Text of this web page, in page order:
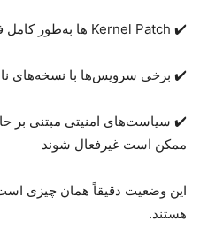
Kernel Patch ✔️ ها به‌طور
✔️ برخی سرویس‌ها با نسخه‌های
✔️ سیاست‌های امنیتی مبتنی بر
ممکن است غیرفعال شوند
این وضعیت دقیقاً همان چیزی
هستند.